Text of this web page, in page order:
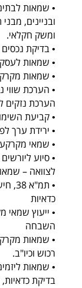
• שמאות
ובניינים,
ומשק חקלאי.
• בדיקת
• שמאות
• שמאות
• הערכת שווי
הערכת נזקים
• קביעת
• ירידת ערך לפי
• שמאי
• סיוע
לצוואה –
•
כדאיות
• ייעוץ שמאי
השבחה
• שמאות
רכוש וכיו"ב.
• שמאות
בדיקת כדאיות, תמ"א 38